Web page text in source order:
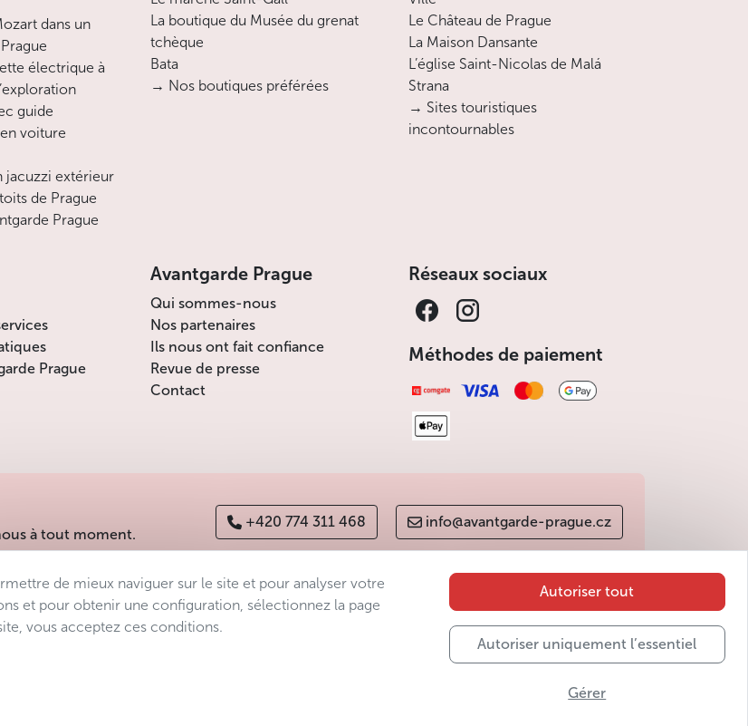
dans un
électrique à
guide
voiture
jacuzzi extérieur
de Prague
Prague
La boutique du Musée du grenat
tchèque
Bata
→ Nos boutiques préférées
Le Château de Prague
La Maison Dansante
L’église Saint-Nicolas de Malá
Strana
→ Sites touristiques
incontournables
Prague
Avantgarde Prague
Qui sommes-nous
Nos partenaires
Ils nous ont fait confiance
Revue de presse
Contact
Réseaux sociaux
Méthodes de paiement
à tout moment.
+420 774 311 468 info@avantgarde-prague.cz
d’accessibilité Manage consent Sitemap
de mieux naviguer sur le site et pour analyser votre
et pour obtenir une configuration, sélectionnez la page
vous acceptez ces conditions.
Autoriser tout
Autoriser uniquement l’essentiel
Gérer